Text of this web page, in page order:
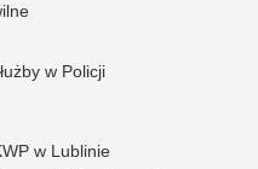
w Policji
w Lublinie